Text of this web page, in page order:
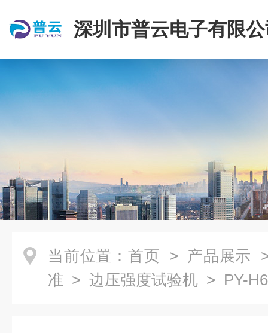
深圳市普云电子有限
当前位置： 首页 > 产品展示
准 > 边压强度试验机 > PY-